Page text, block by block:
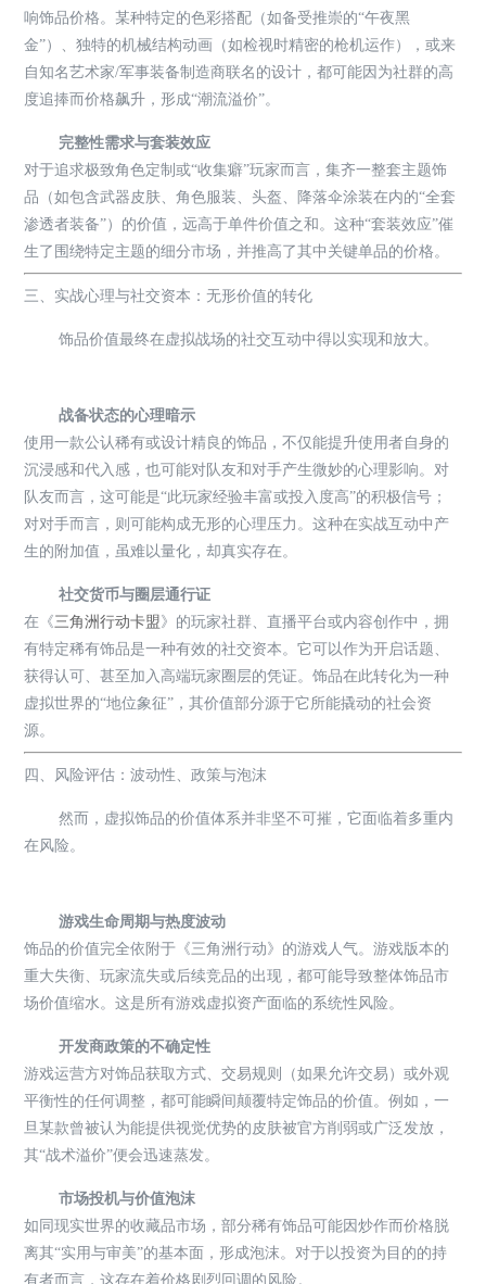
响饰品价格。某种特定的色彩搭配（如备受推崇的“午夜黑
金”）、独特的机械结构动画（如检视时精密的枪机运作），或来
自知名艺术家/军事装备制造商联名的设计，都可能因为社群的高
度追捧而价格飙升，形成“潮流溢价”。
完整性需求与套装效应
对于追求极致角色定制或“收集癖”玩家而言，集齐一整套主题饰
品（如包含武器皮肤、角色服装、头盔、降落伞涂装在内的“全套
渗透者装备”）的价值，远高于单件价值之和。这种“套装效应”催
生了围绕特定主题的细分市场，并推高了其中关键单品的价格。
三、实战心理与社交资本：无形价值的转化
饰品价值最终在虚拟战场的社交互动中得以实现和放大。
战备状态的心理暗示
使用一款公认稀有或设计精良的饰品，不仅能提升使用者自身的
沉浸感和代入感，也可能对队友和对手产生微妙的心理影响。对
队友而言，这可能是“此玩家经验丰富或投入度高”的积极信号；
对对手而言，则可能构成无形的心理压力。这种在实战互动中产
生的附加值，虽难以量化，却真实存在。
社交货币与圈层通行证
在《三角洲行动卡盟》的玩家社群、直播平台或内容创作中，拥
有特定稀有饰品是一种有效的社交资本。它可以作为开启话题、
获得认可、甚至加入高端玩家圈层的凭证。饰品在此转化为一种
虚拟世界的“地位象征”，其价值部分源于它所能撬动的社会资
源。
四、风险评估：波动性、政策与泡沫
然而，虚拟饰品的价值体系并非坚不可摧，它面临着多重内
在风险。
游戏生命周期与热度波动
饰品的价值完全依附于《三角洲行动》的游戏人气。游戏版本的
重大失衡、玩家流失或后续竞品的出现，都可能导致整体饰品市
场价值缩水。这是所有游戏虚拟资产面临的系统性风险。
开发商政策的不确定性
游戏运营方对饰品获取方式、交易规则（如果允许交易）或外观
平衡性的任何调整，都可能瞬间颠覆特定饰品的价值。例如，一
旦某款曾被认为能提供视觉优势的皮肤被官方削弱或广泛发放，
其“战术溢价”便会迅速蒸发。
市场投机与价值泡沫
如同现实世界的收藏品市场，部分稀有饰品可能因炒作而价格脱
离其“实用与审美”的基本面，形成泡沫。对于以投资为目的的持
有者而言，这存在着价格剧烈回调的风险。